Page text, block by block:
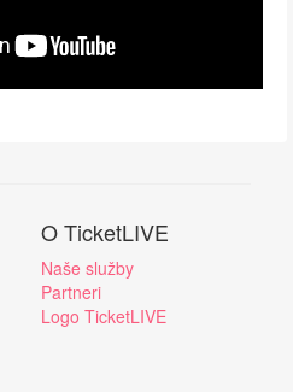
O TicketLIVE
Naše služby
Partneri
Logo TicketLIVE